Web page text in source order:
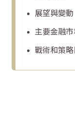
展望與變動
主要金融
戰術和策